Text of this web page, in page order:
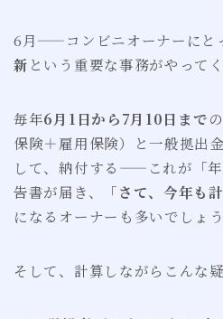
6月——コンビニオーナーにと
新 という重要な事務がやって
毎年6月1日から7月10日まで
保険＋雇用保険）と一般拠出
して、納付する——これが「
告書が届き、「さて、今年も
になるオーナーも多いでしょう
そして、計算しながらこんな